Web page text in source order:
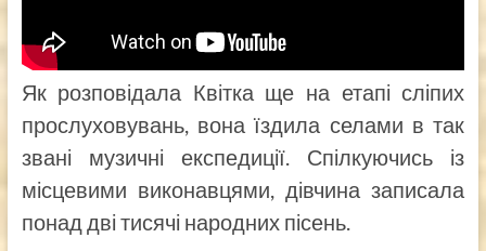
Як розповідала Квітка ще на етапі сліпих
прослуховувань, вона їздила селами в так
звані музичні експедиції. Спілкуючись із
місцевими виконавцями, дівчина записала
понад дві тисячі народних пісень.